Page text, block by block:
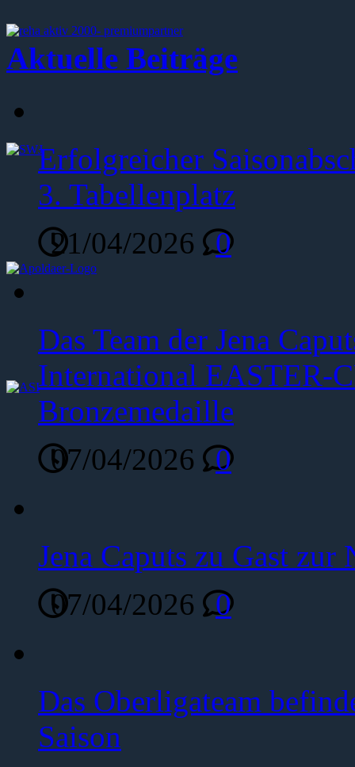
Aktuelle Beiträge
Erfolgreicher
3. Tabellenplatz
21/04/2026
0
Das Team der Jena
International EASTER-
Bronzemedaille
07/04/2026
0
Jena Caputs zu Gast zur
07/04/2026
0
Das Oberligateam
Saison